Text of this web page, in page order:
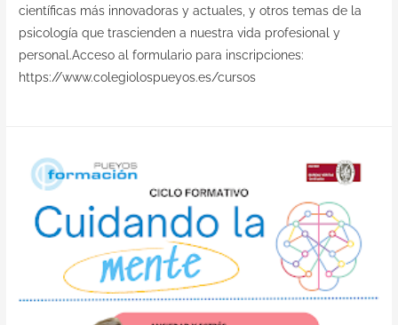
científicas más innovadoras y actuales, y otros temas de la
psicología que trascienden a nuestra vida profesional y
personal.Acceso al formulario para inscripciones:
https://www.colegiolospueyos.es/cursos